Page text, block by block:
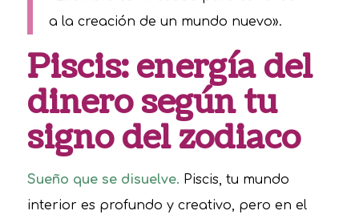
a la creación de un mundo nuevo».
Piscis: energía del
dinero según tu
signo del zodiaco
Sueño que se disuelve. Piscis, tu mundo
interior es profundo y creativo, pero en el